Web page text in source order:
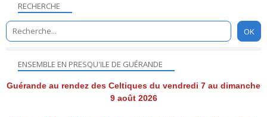
RECHERCHE
ENSEMBLE EN PRESQU'ILE DE GUÉRANDE
Guérande au rendez des Celtiques du vendredi 7 au dimanche
9 août 2026